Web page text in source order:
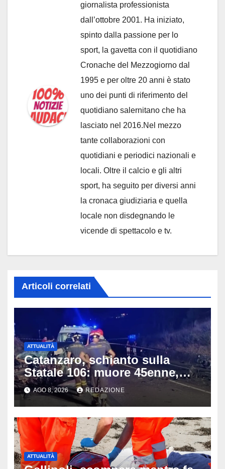
giornalista professionista
dall’ottobre 2001. Ha iniziato,
spinto dalla passione per lo
sport, la gavetta con il quotidiano
Cronache del Mezzogiorno dal
1995 e per oltre 20 anni è stato
uno dei punti di riferimento del
quotidiano salernitano che ha
lasciato nel 2016.Nel mezzo
tante collaborazioni con
quotidiani e periodici nazionali e
locali. Oltre il calcio e gli altri
sport, ha seguito per diversi anni
la cronaca giudiziaria e quella
locale non disdegnando le
vicende di spettacolo e tv.
Articoli correlati
ATTUALITÀ
Catanzaro, schianto sulla
Statale 106: muore 45enne,
coinvolti un’auto, un suv e
una moto
AGO 8, 2026 REDAZIONE
ATTUALITÀ